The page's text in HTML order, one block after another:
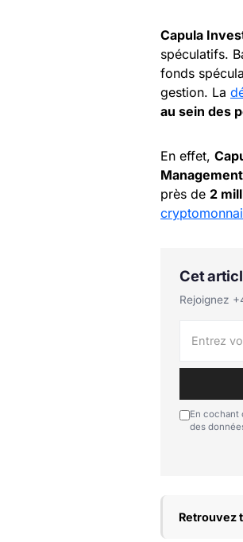
Capula
spéculatifs.
fonds
gestion. La
au sein des
En effet,
Management
près de 2
Cet
Rejoignez
En cochant
des
Retrouvez